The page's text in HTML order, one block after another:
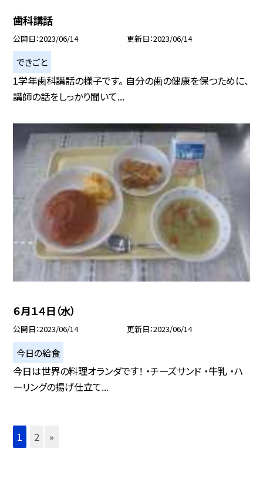
歯科講話
公開日 2023/06/14 更新日 2023/06/14
できごと
1学年歯科講話の様子です。 自分の歯の健康を保つために、
講師の話をしっかり聞いて...
６月１４日（水）
公開日 2023/06/14 更新日 2023/06/14
今日の給食
今日は世界の料理オランダです！ ・チーズサンド ・牛乳 ・ハ
ーリングの揚げ仕立て...
1 2 »